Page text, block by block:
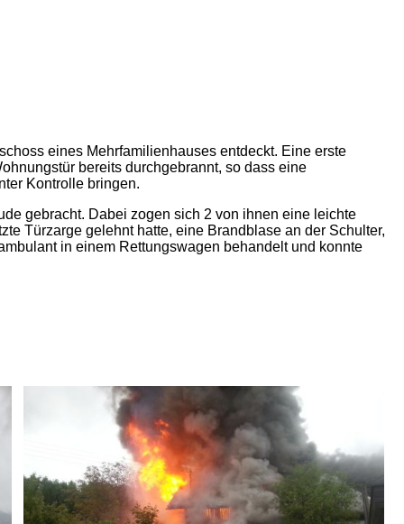
eines Mehrfamilienhauses entdeckt. Eine erste
bereits durchgebrannt, so dass eine
Kontrolle bringen.
gebracht. Dabei zogen sich 2 von ihnen eine leichte
Türzarge gelehnt hatte, eine Brandblase an der Schulter,
in einem Rettungswagen behandelt und konnte